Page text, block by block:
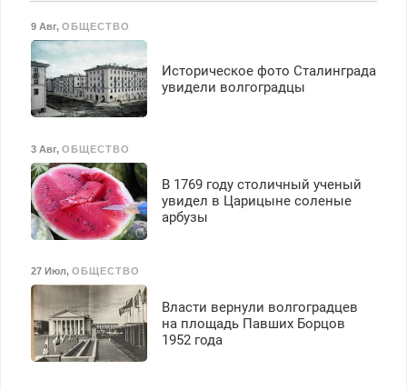
9 Авг, ОБЩЕСТВО
Историческое фото Сталинграда
увидели волгоградцы
3 Авг, ОБЩЕСТВО
В 1769 году столичный ученый
увидел в Царицыне соленые
арбузы
27 Июл, ОБЩЕСТВО
Власти вернули волгоградцев
на площадь Павших Борцов
1952 года